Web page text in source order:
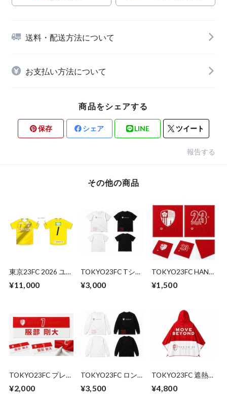
送料・配送方法について
お支払い方法について
商品をシェアする
保存 シェア LINE ツイート
報告する
その他の商品
東京23FC 2026 ユニ
袖 オーセンティッ
¥11,000
TOKYO23FC Tシャ
WHITE / BLACK
¥3,000
TOKYO23FC HAND
¥1,500
TOKYO23FC プレイ
¥2,000
TOKYO23FC ロング
（23 Graphic）
¥3,500
TOKYO23FC 遮熱冷
BEYOND）
¥4,800